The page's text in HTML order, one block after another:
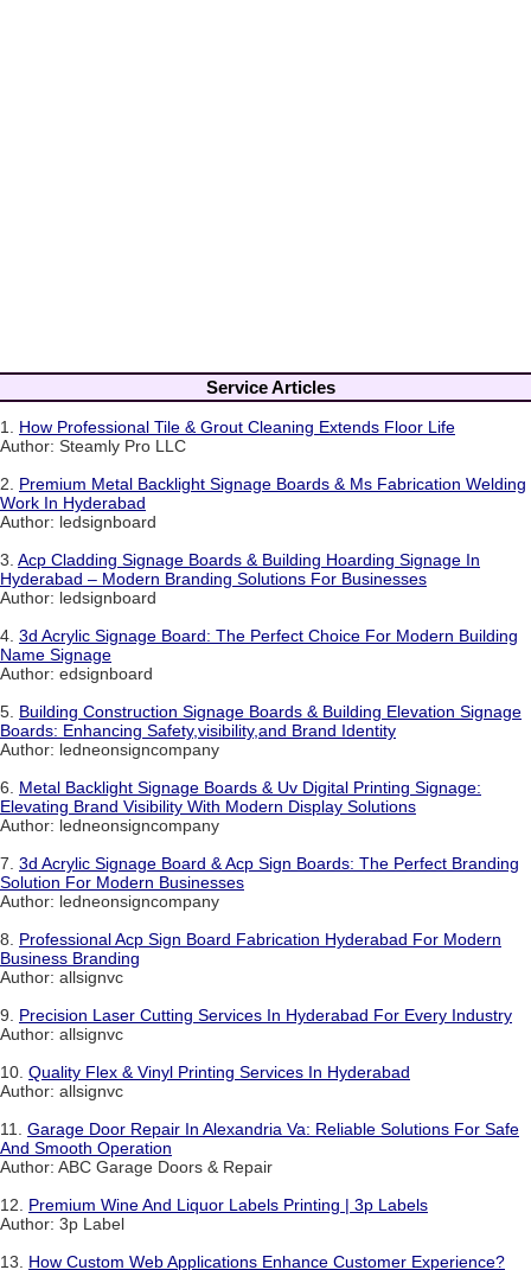
Service Articles
1. How Professional Tile & Grout Cleaning Extends Floor Life
Author: Steamly Pro LLC
2. Premium Metal Backlight Signage Boards & Ms Fabrication Welding
Work In Hyderabad
Author: ledsignboard
3. Acp Cladding Signage Boards & Building Hoarding Signage In
Hyderabad – Modern Branding Solutions For Businesses
Author: ledsignboard
4. 3d Acrylic Signage Board: The Perfect Choice For Modern Building
Name Signage
Author: edsignboard
5. Building Construction Signage Boards & Building Elevation Signage
Boards: Enhancing Safety,visibility,and Brand Identity
Author: ledneonsigncompany
6. Metal Backlight Signage Boards & Uv Digital Printing Signage:
Elevating Brand Visibility With Modern Display Solutions
Author: ledneonsigncompany
7. 3d Acrylic Signage Board & Acp Sign Boards: The Perfect Branding
Solution For Modern Businesses
Author: ledneonsigncompany
8. Professional Acp Sign Board Fabrication Hyderabad For Modern
Business Branding
Author: allsignvc
9. Precision Laser Cutting Services In Hyderabad For Every Industry
Author: allsignvc
10. Quality Flex & Vinyl Printing Services In Hyderabad
Author: allsignvc
11. Garage Door Repair In Alexandria Va: Reliable Solutions For Safe
And Smooth Operation
Author: ABC Garage Doors & Repair
12. Premium Wine And Liquor Labels Printing | 3p Labels
Author: 3p Label
13. How Custom Web Applications Enhance Customer Experience?